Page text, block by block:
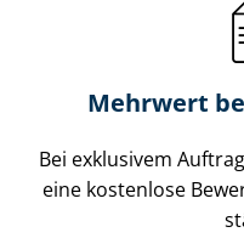
Mehrwert
Bei exklusivem
eine kostenlose